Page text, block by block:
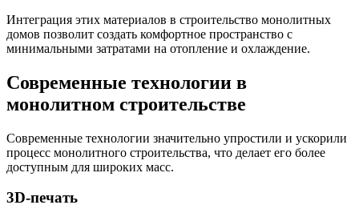
Интеграция этих материалов в строительство монолитных
домов позволит создать комфортное пространство с
минимальными затратами на отопление и охлаждение.
Современные технологии в
монолитном строительстве
Современные технологии значительно упростили и ускорили
процесс монолитного строительства, что делает его более
доступным для широких масс.
3D-печать